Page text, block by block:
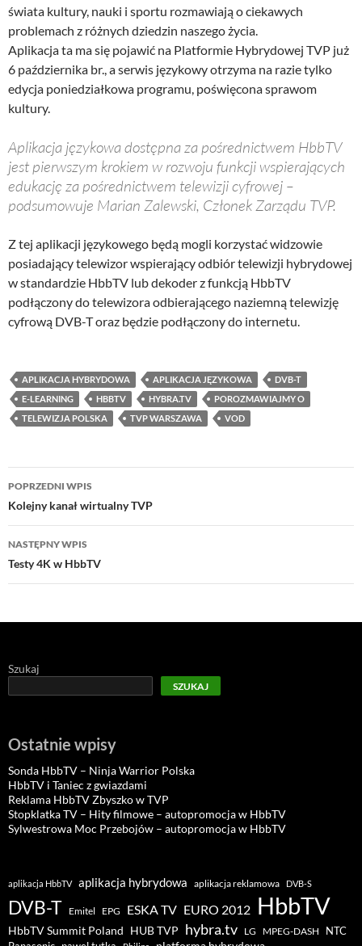
świata kultury, nauki i sportu rozmawiają o ciekawych
problemach z różnych dziedzin naszego życia.
Aplikacja ta ma się pojawić na Platformie Hybrydowej TVP już
6 października br., a serwis językowy otrzyma na razie tylko
edycja poniedziałkowa programu, poświęcona sprawom
kultury.
Aplikacja językowa dostępna za pośrednictwem HbbTV
jest pierwszym krokiem w rozwoju funkcji wspierających
edukację za pośrednictwem telewizji cyfrowej –
podsumowuje Marian Zalewski, Członek Zarządu TVP.
Z tej aplikacji językowego będą mogli korzystać widzowie
posiadający telewizor wspierający odbiór telewizji hybrydowej
w standardzie HbbTV lub dekoder z funkcją HbbTV
podłączony do telewizora odbierającego naziemną telewizję
cyfrową DVB-T oraz będzie podłączony do internetu.
APLIKACJA HYBRYDOWA APLIKACJA JĘZYKOWA
DVB-T
E-LEARNING
HBBTV HYBRA.TV
POROZMAWIAJMY O
TELEWIZJA POLSKA
TVP WARSZAWA VOD
Nawigacja
wpisu
POPRZEDNI WPIS
Kolejny kanał wirtualny TVP
NASTĘPNY WPIS
Testy 4K w HbbTV
Szukaj
SZUKAJ
Ostatnie wpisy
Sonda HbbTV – Ninja Warrior Polska
HbbTV i Taniec z gwiazdami
Reklama HbbTV Zbyszko w TVP
Stopklatka TV – Hity filmowe – autopromocja w HbbTV
Sylwestrowa Moc Przebojów – autopromocja w HbbTV
aplikacja HbbTV aplikacja hybrydowa aplikacja reklamowa DVB-S
DVB-T Emitel EPG ESKA TV EURO 2012 HbbTV
HbbTV Summit Poland HUB TVP hybra.tv LG MPEG-DASH NTC